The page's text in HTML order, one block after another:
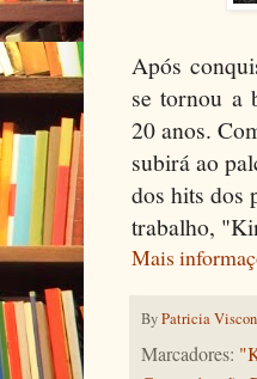
Após
se tornou a
20 anos.
subirá ao
dos hits dos
trabalho,
Mais
ByPatricia
Marcadores: